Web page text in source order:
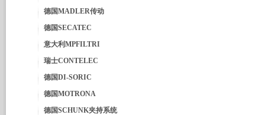
德国MADLER传动
德国SECATEC
意大利MPFILTRI
瑞士CONTELEC
德国DI-SORIC
德国MOTRONA
德国SCHUNK夹持系统